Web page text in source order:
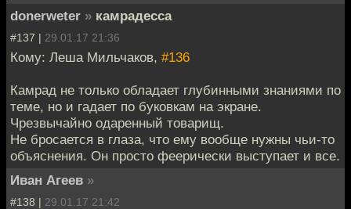
donerweter » камрадесса
#137 | 29.01.17 21:36
Кому: Леша Мильчаков, #136
Камрад не только обладает глубинными знаниями по
теме, но и гадает по буковкам на экране.
Чрезвычайно одаренный товарищ.
Не бросается в глаза, что ему вообще нужны чьи-то
объяснения. Он просто феерически выступает и все.
Иван Агеев »
#138 | 29.01.17 21:42